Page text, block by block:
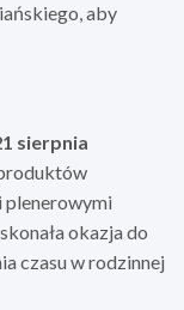
aby
sierpnia
plenerowymi
okazja do
czasu w rodzinnej